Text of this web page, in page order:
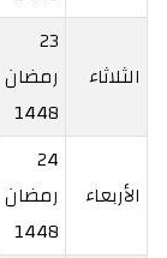
الثلاثاء
23
رمضان
1448
الأربعاء
24
رمضان
1448